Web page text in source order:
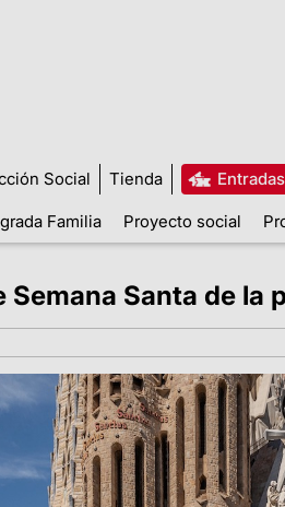
Social Tienda Entradas
Familia Proyecto social
Santa de la